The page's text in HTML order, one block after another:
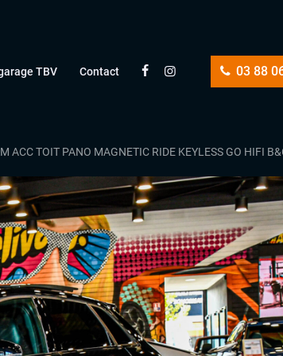
03 88
TBV Contact
ACC TOIT PANO MAGNETIC RIDE KEYLESS GO HIFI